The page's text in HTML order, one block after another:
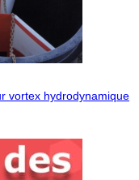
vortex hydrodynamique